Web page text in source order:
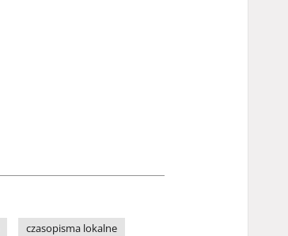
czasopisma lokalne